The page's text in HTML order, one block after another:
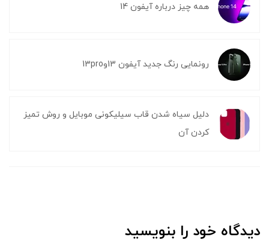
همه چیز درباره آیفون 14
رونمایی رنگ جدید آیفون 13و13pro
دلیل سیاه شدن قاب سیلیکونی موبایل و روش تمیز
کردن آن
دیدگاه خود را بنویسید